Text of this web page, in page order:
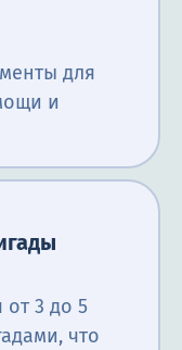
для
и
3 до 5
что